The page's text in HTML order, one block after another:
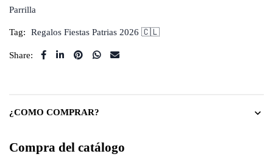
Parrilla
Tag: Regalos Fiestas Patrias 2026 🇨🇱
Share:
¿COMO COMPRAR?
Compra del catálogo